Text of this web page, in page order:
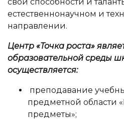
естественнонаучном и
направлении.
Центр «Точка роста»
образовательной среды
осуществляется:
преподавание
предметной области
предметы»;